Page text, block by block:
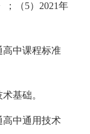
；（5）2021年
高中课程标准
基础。
高中通用技术